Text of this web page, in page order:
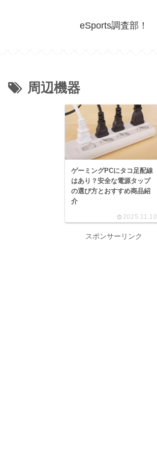
eSports調査部！
周辺機器
ゲーミングPCにタコ足配線
はあり？安全な電源タップ
の選び方とおすすめ商品紹
介
2025.11.10
スポンサーリンク